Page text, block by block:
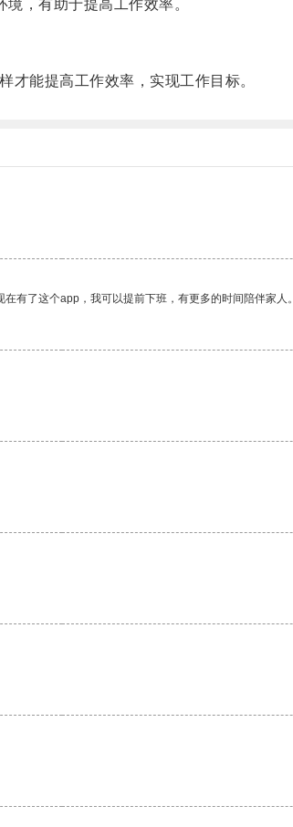
，有助于提高工作效率。
能提高工作效率，实现工作目标。
有了这个app，我可以提前下班，有更多的时间陪伴家人。